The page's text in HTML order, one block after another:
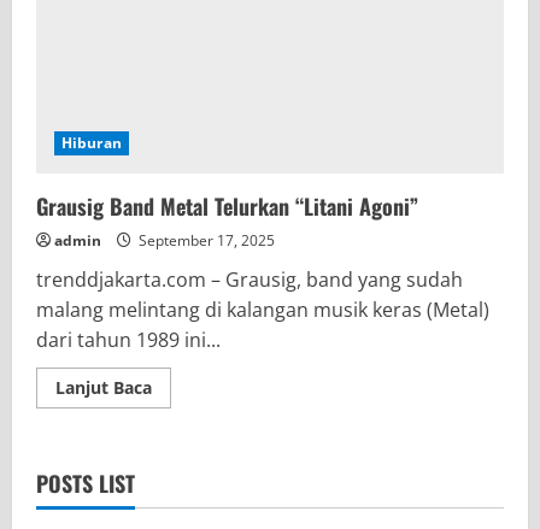
Hiburan
Grausig Band Metal Telurkan “Litani Agoni”
admin September 17, 2025
trenddjakarta.com – Grausig, band yang sudah
malang melintang di kalangan musik keras (Metal)
dari tahun 1989 ini...
Lanjut BacaRead
more
“Litani
POSTS LIST